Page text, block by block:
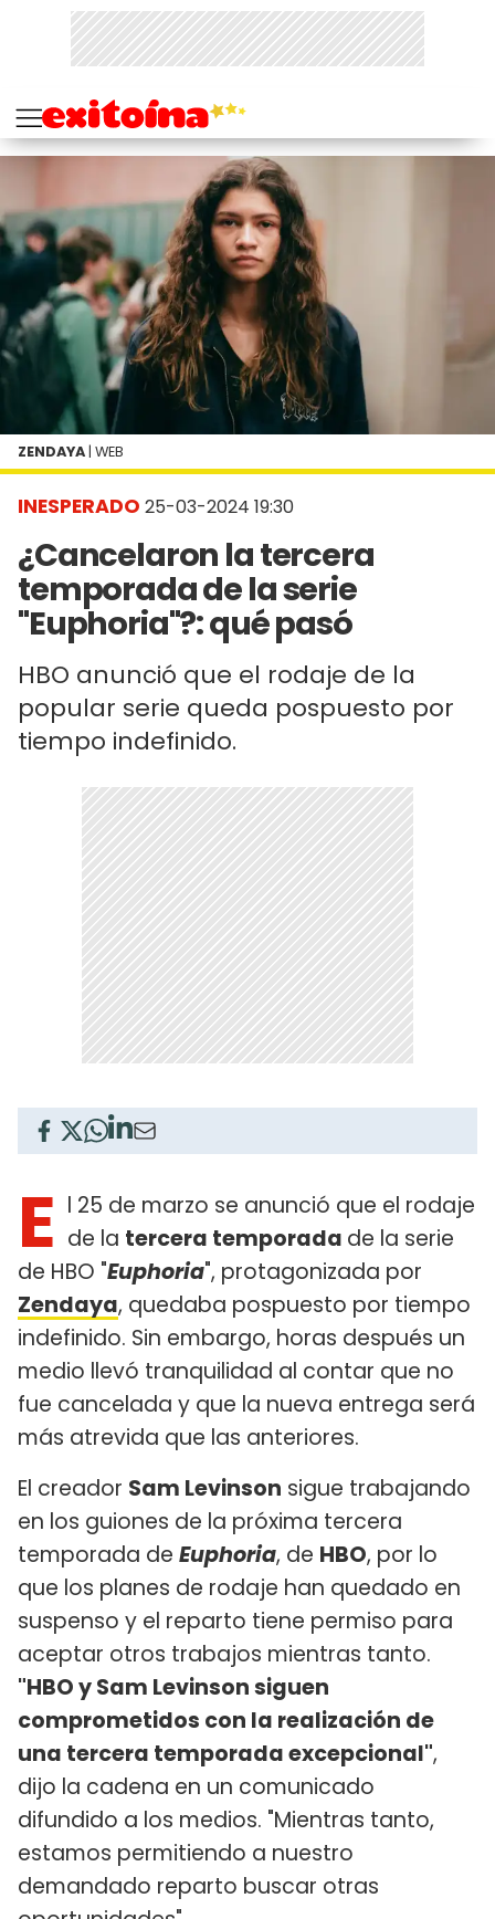
INESPERADO 25-03-2024 19:30
¿Cancelaron la tercera
temporada de la serie
"Euphoria"?: qué pasó
HBO anunció que el rodaje de la
popular serie queda pospuesto por
tiempo indefinido.
ZENDAYA | WEB
E l 25 de marzo se anunció que el rodaje
de la tercera temporada de la serie
de HBO "Euphoria", protagonizada por
Zendaya, quedaba pospuesto por tiempo
indefinido. Sin embargo, horas después un
medio llevó tranquilidad al contar que no
fue cancelada y que la nueva entrega será
más atrevida que las anteriores.
El creador Sam Levinson sigue trabajando
en los guiones de la próxima tercera
temporada de Euphoria, de HBO, por lo
que los planes de rodaje han quedado en
suspenso y el reparto tiene permiso para
aceptar otros trabajos mientras tanto.
"HBO y Sam Levinson siguen
comprometidos con la realización de
una tercera temporada excepcional",
dijo la cadena en un comunicado
difundido a los medios. "Mientras tanto,
estamos permitiendo a nuestro
demandado reparto buscar otras